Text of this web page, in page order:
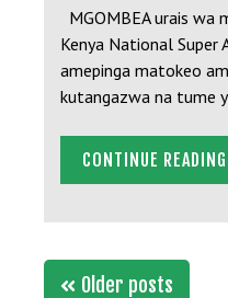
MGOMBEA urais wa
Kenya National Super
amepinga matokeo
kutangazwa na tume
CONTINUE
PostsOlder posts